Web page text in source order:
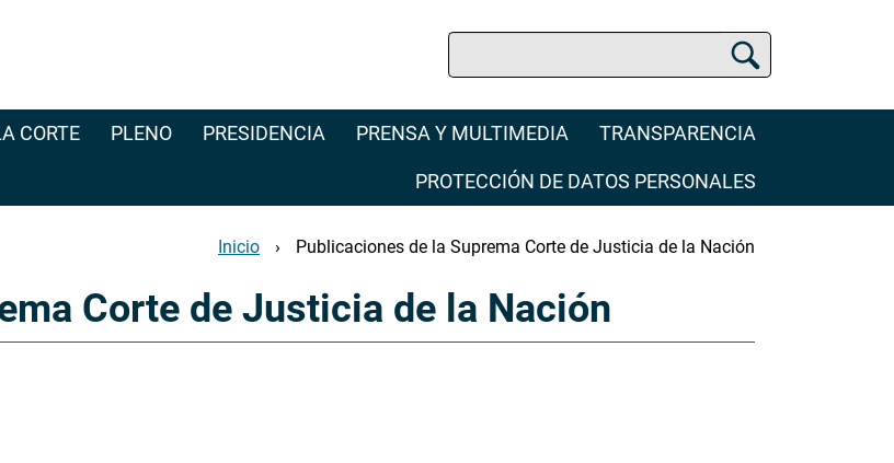
CORTE PLENO PRESIDENCIA PRENSA Y MULTIMEDIA TRANSPARENCIA
PROTECCIÓN DE DATOS PERSONALES
Inicio Publicaciones de la Suprema Corte de Justicia de la Nación
Corte de Justicia de la Nación